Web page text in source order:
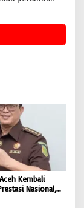
Kembali
Nasional,